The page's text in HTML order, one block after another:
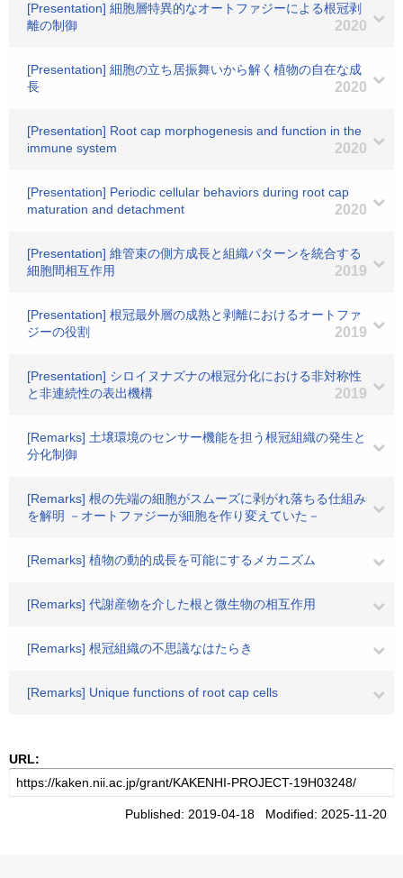
[Presentation] 細胞層特異的なオートファジーによる根冠剥
離の制御
2020
[Presentation] 細胞の立ち居振舞いから解く植物の自在な成
長
2020
[Presentation] Root cap morphogenesis and function in the
immune system
2020
[Presentation] Periodic cellular behaviors during root cap
maturation and detachment
2020
[Presentation] 維管束の側方成長と組織パターンを統合する
細胞間相互作用
2019
[Presentation] 根冠最外層の成熟と剥離におけるオートファ
ジーの役割
2019
[Presentation] シロイヌナズナの根冠分化における非対称性
と非連続性の表出機構
2019
[Remarks] 土壌環境のセンサー機能を担う根冠組織の発生と
分化制御
[Remarks] 根の先端の細胞がスムーズに剥がれ落ちる仕組み
を解明 －オートファジーが細胞を作り変えていた－
[Remarks] 植物の動的成長を可能にするメカニズム
[Remarks] 代謝産物を介した根と微生物の相互作用
[Remarks] 根冠組織の不思議なはたらき
[Remarks] Unique functions of root cap cells
URL:
Published: 2019-04-18 Modified: 2025-11-20